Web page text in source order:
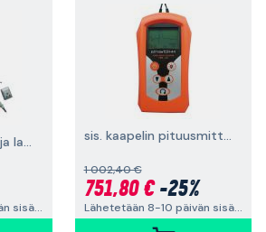
mukana tarvikkeet ja laukku
Lähetetään 8-10 päivän sisällä
sis. kaapelin pituusmittarin, ei sis. paristoja
1 002,40 €
751,80 €-25%
Lähetetään 8-10 päivän sisällä